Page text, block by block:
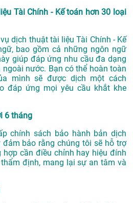
Tài Chính - Kế toán hơn 30 loại
dịch thuật tài liệu Tài Chính - Kế
bao gồm cả những ngôn ngữ
giúp đáp ứng nhu cầu đa dạng
nước. Bạn có thể hoàn toàn
mình sẽ được dịch một cách
đáp ứng mọi yêu cầu khắt khe
6 tháng
chính sách bảo hành bản dịch
bảo rằng chúng tôi sẽ hỗ trợ
hợp cần điều chỉnh hay hiệu đính
định, mang lại sự an tâm và